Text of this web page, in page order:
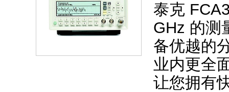
泰克
GHz 的测
备优越的
业内更全
让您拥有